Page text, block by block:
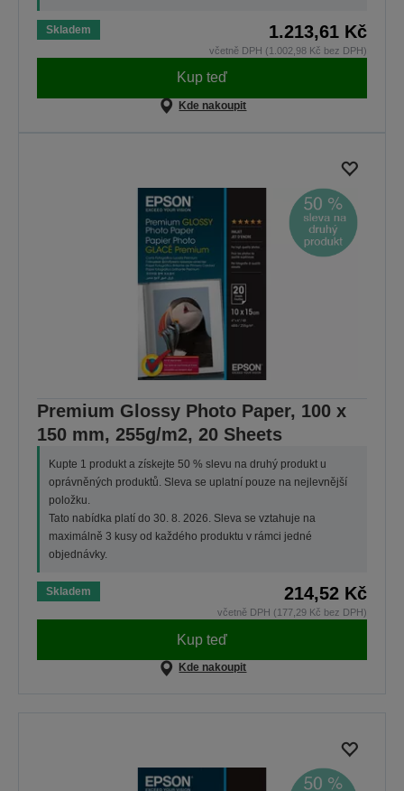
Skladem 1.213,61 Kč
včetně DPH (1.002,98 Kč bez DPH)
Kup teď
Kde nakoupit
Premium Glossy Photo Paper, 100 x
150 mm, 255g/m2, 20 Sheets
Kupte 1 produkt a získejte 50 % slevu na druhý produkt u
oprávněných produktů. Sleva se uplatní pouze na nejlevnější
položku.
Tato nabídka platí do 30. 8. 2026. Sleva se vztahuje na
maximálně 3 kusy od každého produktu v rámci jedné
objednávky.
Skladem 214,52 Kč
včetně DPH (177,29 Kč bez DPH)
Kup teď
Kde nakoupit